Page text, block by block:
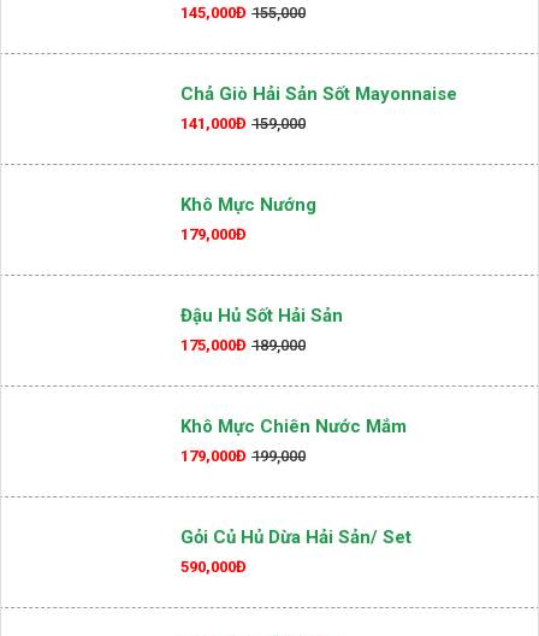
145,000Đ 155,000
Chả Giò Hải Sản Sốt Mayonnaise
141,000Đ 159,000
Khô Mực Nướng
179,000Đ
Đậu Hủ Sốt Hải Sản
175,000Đ 189,000
Khô Mực Chiên Nước Mắm
179,000Đ 199,000
Gỏi Củ Hủ Dừa Hải Sản/ Set
590,000Đ